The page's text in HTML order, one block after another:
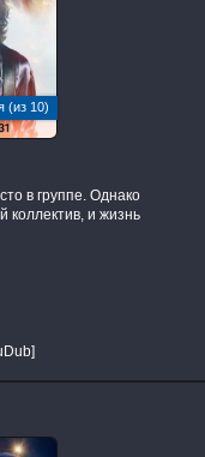
(из 10)
в группе. Однако
коллектив, и жизнь